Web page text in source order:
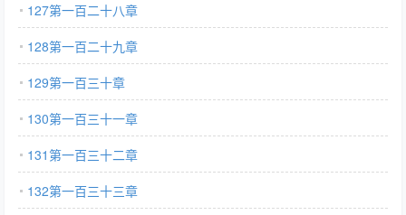
127第一百二十八章
128第一百二十九章
129第一百三十章
130第一百三十一章
131第一百三十二章
132第一百三十三章